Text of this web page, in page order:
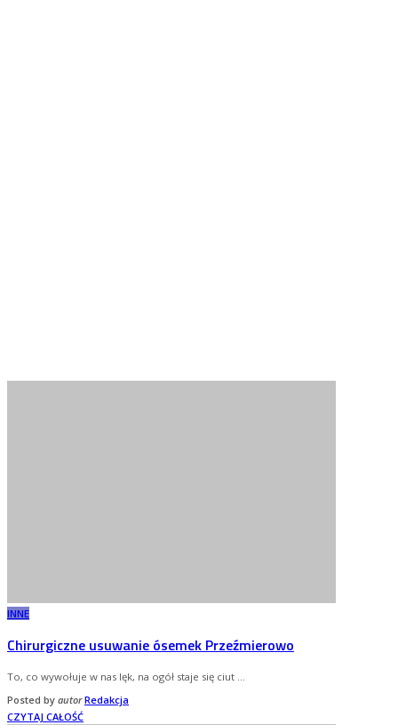
INNE
Chirurgiczne usuwanie ósemek Przeźmierowo
To, co wywołuje w nas lęk, na ogół staje się ciut
Posted by autorRedakcja
CZYTAJ CAŁOŚĆ